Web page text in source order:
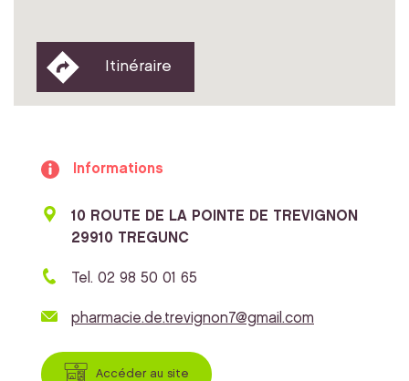
Itinéraire
Informations
10 ROUTE DE LA POINTE DE TREVIGNON
29910 TREGUNC
Tel. 02 98 50 01 65
pharmacie.de.trevignon7@gmail.com
Accéder au site